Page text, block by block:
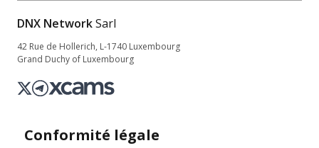
DNX NetworkSarl
42 Rue de Hollerich, L-1740 Luxembourg
Grand Duchy of Luxembourg
Conformité légale